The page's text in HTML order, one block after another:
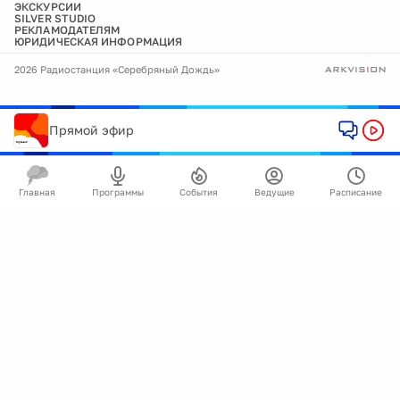
ЭКСКУРСИИ
SILVER STUDIO
РЕКЛАМОДАТЕЛЯМ
ЮРИДИЧЕСКАЯ ИНФОРМАЦИЯ
2026 Радиостанция «Серебряный Дождь»
Прямой эфир
Главная Программы События Ведущие Расписание